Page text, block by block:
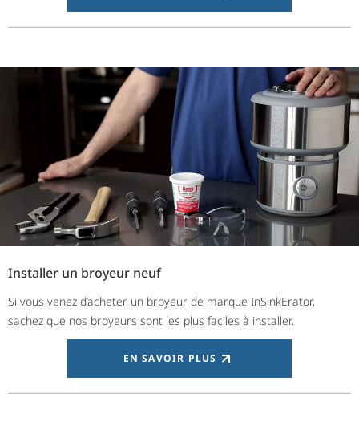
Installer un broyeur neuf
Si vous venez d’acheter un broyeur de marque InSinkErator,
sachez que nos broyeurs sont les plus faciles à installer.
EN SAVOIR PLUS